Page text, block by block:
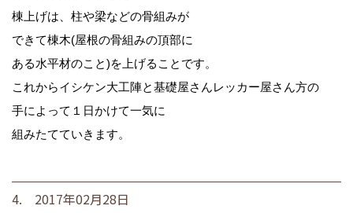
棟上げは、柱や梁などの骨組みが
できて棟木(屋根の骨組みの頂部に
ある水平材のこと)を上げることです。
これからイシケン大工陣と基礎屋さんレッカー屋さん方の
手によって１日かけて一気に
組みたてていきます。
4. 2017年02月28日